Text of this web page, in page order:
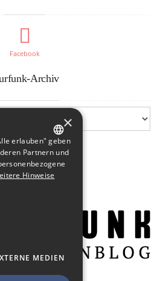
Facebook
Archiv
GERMAN
ENGLISH
×
erlauben" geben
Partnern und
Hinweise
MEDIEN